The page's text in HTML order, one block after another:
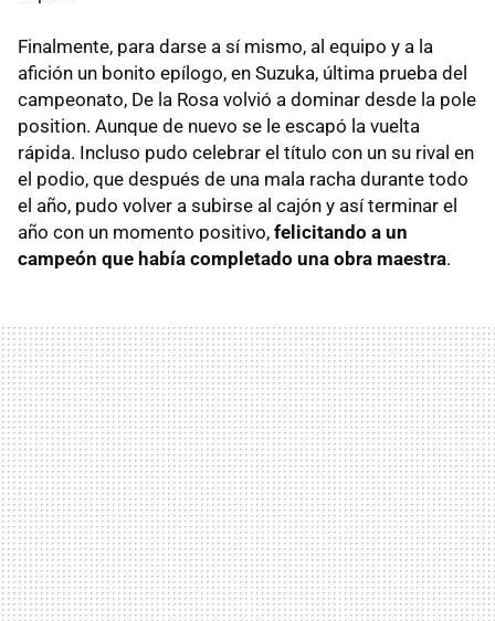
Finalmente, para darse a sí mismo, al equipo y a la
afición un bonito epílogo, en Suzuka, última prueba del
campeonato, De la Rosa volvió a dominar desde la pole
position. Aunque de nuevo se le escapó la vuelta
rápida. Incluso pudo celebrar el título con un su rival en
el podio, que después de una mala racha durante todo
el año, pudo volver a subirse al cajón y así terminar el
año con un momento positivo, felicitando a un
campeón que había completado una obra maestra.